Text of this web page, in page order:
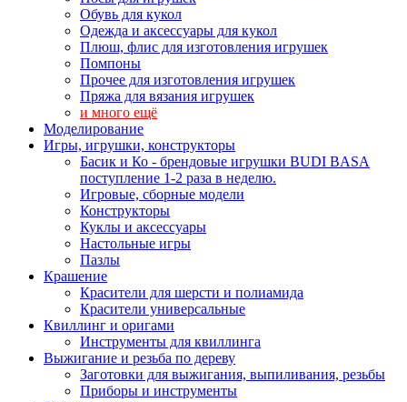
Обувь для кукол
Одежда и аксессуары для кукол
Плюш, флис для изготовления игрушек
Помпоны
Прочее для изготовления игрушек
Пряжа для вязания игрушек
и много ещё
Моделирование
Игры, игрушки, конструкторы
Басик и Ко - брендовые игрушки BUDI BASA
поступление 1-2 раза в неделю.
Игровые, сборные модели
Конструкторы
Куклы и аксессуары
Настольные игры
Пазлы
Крашение
Красители для шерсти и полиамида
Красители универсальные
Квиллинг и оригами
Инструменты для квиллинга
Выжигание и резьба по дереву
Заготовки для выжигания, выпиливания, резьбы
Приборы и инструменты